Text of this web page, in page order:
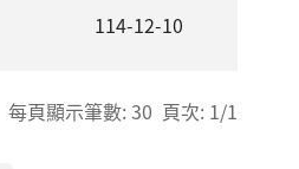
114-12-10
每頁顯示筆數: 30 頁次: 1/1